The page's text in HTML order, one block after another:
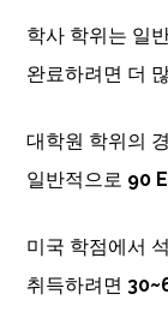
학사 학위는 일
완료하려면 더
대학원 학위의
일반적으로 90
미국 학점에서
취득하려면